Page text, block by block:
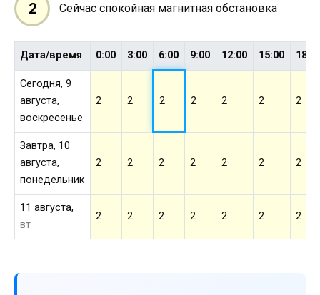
2 Сейчас спокойная магнитная обстановка
Дата/время 0:00 3:00 6:00 9:00 12:00 15:00
Сегодня, 9
августа,
воскресенье
2 2 2 2 2 2 2
Завтра, 10
августа,
понедельник
2 2 2 2 2 2 2
11 августа,
вт
2 2 2 2 2 2 2